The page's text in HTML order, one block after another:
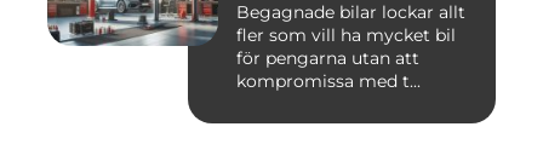
Begagnade bilar lockar allt
fler som vill ha mycket bil
för pengarna utan att
kompromissa med t...